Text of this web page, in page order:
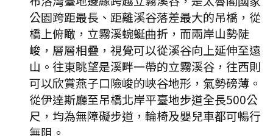
公園跨距最長、距離溪谷落差最大的吊橋，從
橋上俯瞰，立霧溪蜿蜒曲折，而兩岸山勢陡
峻，層層相疊，視覺可以從溪谷向上延伸至遠
山。往東眺望是溪畔一帶的立霧溪谷，往西則
可以欣賞燕子口險峻的峽谷地形，氣勢磅薄。
從伊達斯廳至吊橋北岸平臺地步道全長500公
尺，均為無障礙步道，輪椅及嬰兒車都可暢行
無阻。